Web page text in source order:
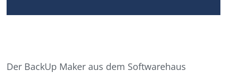
Der BackUp Maker aus dem Softwarehaus